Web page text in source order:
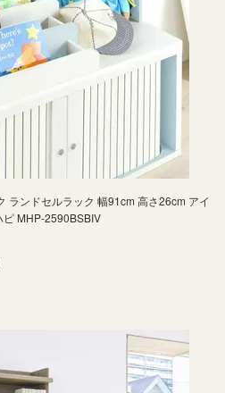
ランドセルラック 幅91cm 高さ26cm アイ
ピ MHP-2590BSBIV